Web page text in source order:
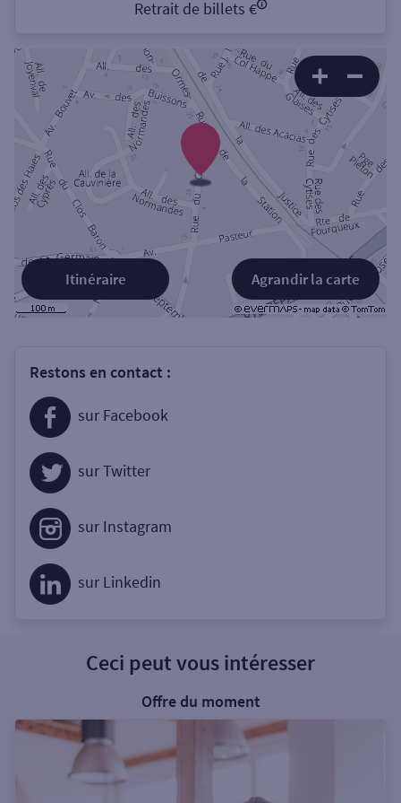
Retrait de billets €
Agrandir la carte
Itinéraire
Restons en contact :
sur Facebook
sur Twitter
sur Instagram
sur Linkedin
Ceci peut vous intéresser
Offre du moment